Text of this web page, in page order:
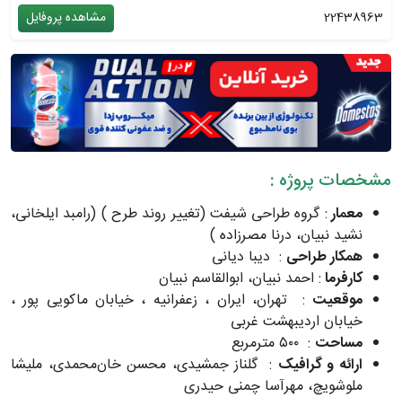
22438963
مشاهده پروفایل
مشخصات پروژه :
معمار: گروه طراحی شیفت (تغییر روند طرح ) (رامبد ایلخانی،
نشید نبیان، درنا مصرزاده )
همکار طراحی : دیبا دیانی
کارفرما: احمد نبیان، ابوالقاسم نبیان
موقعیت : تهران، ایران ، زعفرانیه ، خیابان ماکویی پور ،
خیابان اردیبهشت غربی
مساحت : ۵۰۰ مترمربع
ارائه و گرافیک : گلناز جمشیدی، محسن خان‌محمدی، ملیشا
ملوشویچ، مهرآسا چمنی حیدری